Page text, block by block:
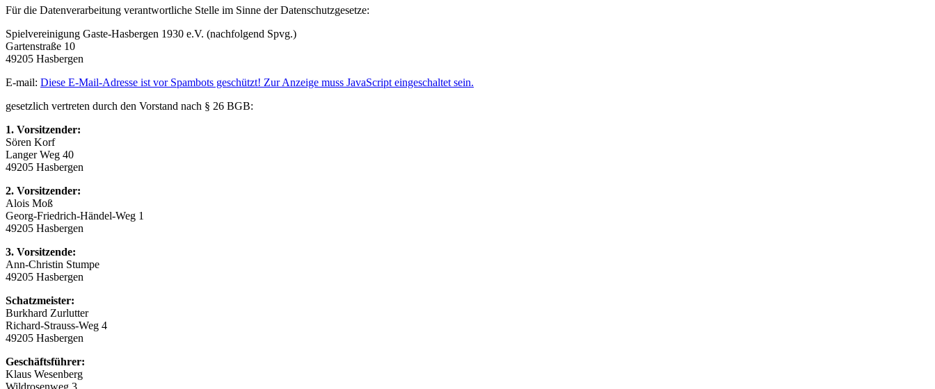
Für die Datenverarbeitung verantwortliche Stelle im Sinne der Datenschutzgesetze:
Spielvereinigung Gaste-Hasbergen 1930 e.V. (nachfolgend Spvg.)
Gartenstraße 10
49205 Hasbergen
E-mail: Diese E-Mail-Adresse ist vor Spambots geschützt! Zur Anzeige muss JavaScript eingeschaltet sein.
gesetzlich vertreten durch den Vorstand nach § 26 BGB:
1. Vorsitzender:
Sören Korf
Langer Weg 40
49205 Hasbergen
2. Vorsitzender:
Alois Moß
Georg-Friedrich-Händel-Weg 1
49205 Hasbergen
3. Vorsitzende:
Ann-Christin Stumpe
49205 Hasbergen
Schatzmeister:
Burkhard Zurlutter
Richard-Strauss-Weg 4
49205 Hasbergen
Geschäftsführer:
Klaus Wesenberg
Wildrosenweg 3